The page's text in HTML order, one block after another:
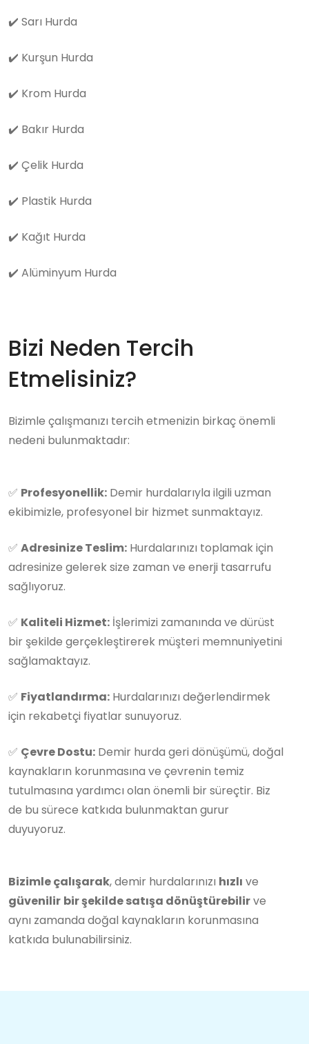
✔️ Sarı Hurda
✔️ Kurşun Hurda
✔️ Krom Hurda
✔️ Bakır Hurda
✔️ Çelik Hurda
✔️ Plastik Hurda
✔️ Kağıt Hurda
✔️ Alüminyum Hurda
Bizi Neden Tercih
Etmelisiniz?
Bizimle çalışmanızı tercih etmenizin birkaç önemli
nedeni bulunmaktadır:
✅ Profesyonellik: Demir hurdalarıyla ilgili uzman
ekibimizle, profesyonel bir hizmet sunmaktayız.
✅ Adresinize Teslim: Hurdalarınızı toplamak için
adresinize gelerek size zaman ve enerji tasarrufu
sağlıyoruz.
✅ Kaliteli Hizmet: İşlerimizi zamanında ve dürüst
bir şekilde gerçekleştirerek müşteri memnuniyetini
sağlamaktayız.
✅ Fiyatlandırma: Hurdalarınızı değerlendirmek
için rekabetçi fiyatlar sunuyoruz.
✅ Çevre Dostu: Demir hurda geri dönüşümü, doğal
kaynakların korunmasına ve çevrenin temiz
tutulmasına yardımcı olan önemli bir süreçtir. Biz
de bu sürece katkıda bulunmaktan gurur
duyuyoruz.
Bizimle çalışarak, demir hurdalarınızı hızlı ve
güvenilir bir şekilde satışa dönüştürebilirve
aynı zamanda doğal kaynakların korunmasına
katkıda bulunabilirsiniz.